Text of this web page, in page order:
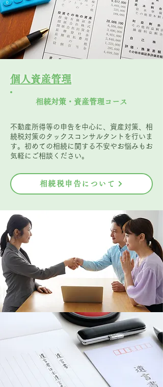
個人資産管理
相続対策・資産管理コース
不動産所得等の申告を中心に、資産対策、相
続税対策のタックスコンサルタントを行いま
す。初めての相続に関する不安やお悩みもお
気軽にご相談ください。
相続税申告について